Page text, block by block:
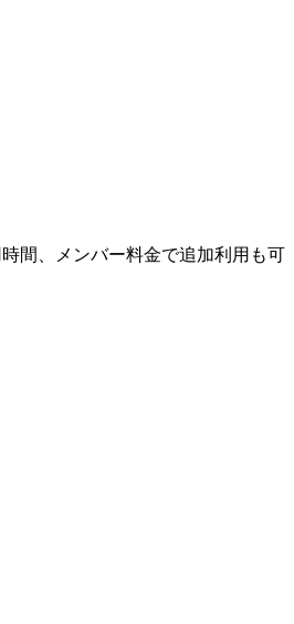
間、メンバー料金で追加利用も可